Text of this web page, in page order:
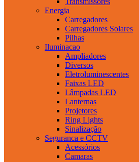
Energia
Carregadores
Carregadores Solares
Pilhas
Iluminacao
Ampliadores
Diversos
Eletroluminescentes
Faixas LED
Lâmpadas LED
Lanternas
Projetores
Ring Lights
Sinalização
Seguranca e CCTV
Acessórios
Camaras